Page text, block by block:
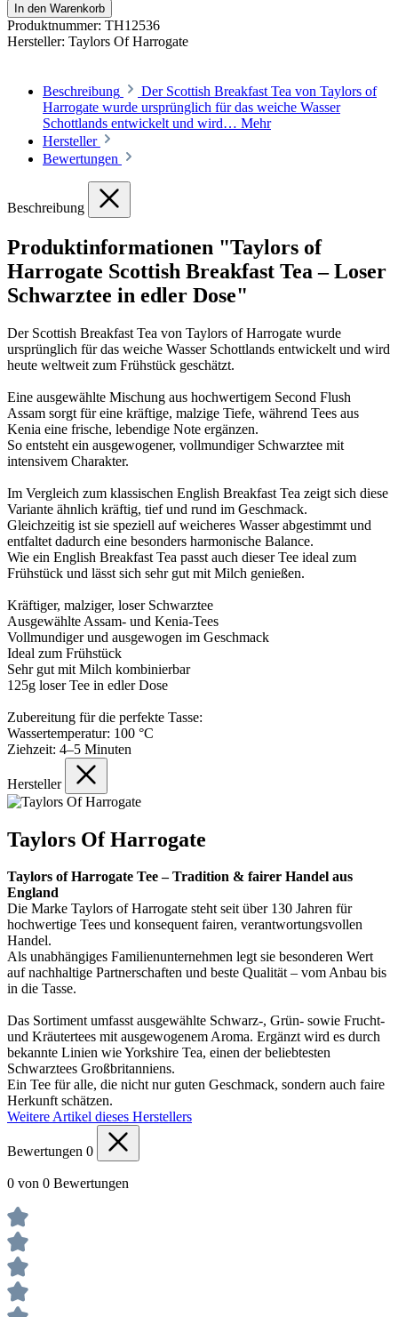
In den Warenkorb
Produktnummer: TH12536
Hersteller: Taylors Of Harrogate
Beschreibung
Der Scottish Breakfast Tea von Taylors of
Harrogate wurde ursprünglich für das weiche Wasser
Schottlands entwickelt und wird… Mehr
Hersteller
Bewertungen
Beschreibung
Produktinformationen "Taylors of
Harrogate Scottish Breakfast Tea – Loser
Schwarztee in edler Dose"
Der Scottish Breakfast Tea von Taylors of Harrogate wurde
ursprünglich für das weiche Wasser Schottlands entwickelt und wird
heute weltweit zum Frühstück geschätzt.
Eine ausgewählte Mischung aus hochwertigem Second Flush
Assam sorgt für eine kräftige, malzige Tiefe, während Tees aus
Kenia eine frische, lebendige Note ergänzen.
So entsteht ein ausgewogener, vollmundiger Schwarztee mit
intensivem Charakter.
Im Vergleich zum klassischen English Breakfast Tea zeigt sich diese
Variante ähnlich kräftig, tief und rund im Geschmack.
Gleichzeitig ist sie speziell auf weicheres Wasser abgestimmt und
entfaltet dadurch eine besonders harmonische Balance.
Wie ein English Breakfast Tea passt auch dieser Tee ideal zum
Frühstück und lässt sich sehr gut mit Milch genießen.
Kräftiger, malziger, loser Schwarztee
Ausgewählte Assam- und Kenia-Tees
Vollmundiger und ausgewogen im Geschmack
Ideal zum Frühstück
Sehr gut mit Milch kombinierbar
125g loser Tee in edler Dose
Zubereitung für die perfekte Tasse:
Wassertemperatur: 100 °C
Ziehzeit: 4–5 Minuten
Hersteller
Taylors Of Harrogate
Taylors of Harrogate Tee – Tradition & fairer Handel aus
England
Die Marke Taylors of Harrogate steht seit über 130 Jahren für
hochwertige Tees und konsequent fairen, verantwortungsvollen
Handel.
Als unabhängiges Familienunternehmen legt sie besonderen Wert
auf nachhaltige Partnerschaften und beste Qualität – vom Anbau bis
in die Tasse.
Das Sortiment umfasst ausgewählte Schwarz-, Grün- sowie Frucht-
und Kräutertees mit ausgewogenem Aroma. Ergänzt wird es durch
bekannte Linien wie Yorkshire Tea, einen der beliebtesten
Schwarztees Großbritanniens.
Ein Tee für alle, die nicht nur guten Geschmack, sondern auch faire
Herkunft schätzen.
Weitere Artikel dieses Herstellers
Bewertungen 0
0 von 0 Bewertungen